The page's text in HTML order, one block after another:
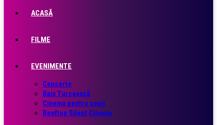
ACASĂ
FILME
EVENIMENTE
Concerte
Baia Turcească
Cinema pentru copii
Rooftop Silent Cinema